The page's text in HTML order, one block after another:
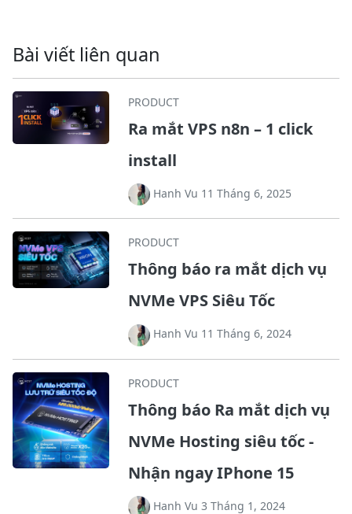
Bài viết liên quan
PRODUCT
Ra mắt VPS n8n – 1 click
install
Hanh Vu 11 Tháng 6, 2025
PRODUCT
Thông báo ra mắt dịch vụ
NVMe VPS Siêu Tốc
Hanh Vu 11 Tháng 6, 2024
PRODUCT
Thông báo Ra mắt dịch vụ
NVMe Hosting siêu tốc -
Nhận ngay IPhone 15
Hanh Vu 3 Tháng 1, 2024